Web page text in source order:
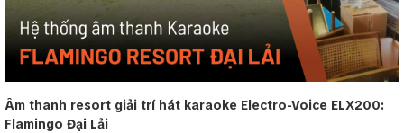
Âm thanh resort giải trí hát karaoke Electro-Voice ELX200:
Flamingo Đại Lải